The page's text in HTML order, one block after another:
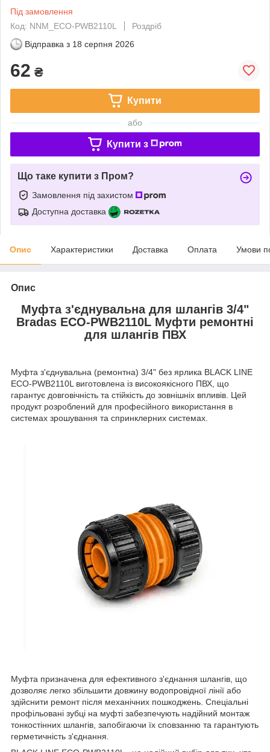
Під замовлення
Код: NNM_ECO-PWB2110L
Роздріб
Відправка з 18 серпня 2026
62 ₴
Купити
або
Купити з
Що таке купити з Пром?
Замовлення під захистом
Доступна доставка
Опис Характеристики Доставка Оплата Умови
Опис
Муфта з'єднувальна для шлангів 3/4"
Bradas ECO-PWB2110L Муфти ремонтні
для шлангів ПВХ
Муфта з'єднувальна (ремонтна) 3/4" без ярлика BLACK LINE
ECO-PWB2110L виготовлена із високоякісного ПВХ, що
гарантує довговічність та стійкість до зовнішніх впливів. Цей
продукт розроблений для професійного використання в
системах зрошування та спринклерних системах.
Муфта призначена для ефективного з'єднання шлангів, що
дозволяє легко збільшити довжину водопровідної лінії або
здійснити ремонт після механічних пошкоджень. Спеціальні
профільовані зубці на муфті забезпечують надійний монтаж
тонкостінних шлангів, запобігаючи їх сповзанню та гарантують
герметичність з'єднання.